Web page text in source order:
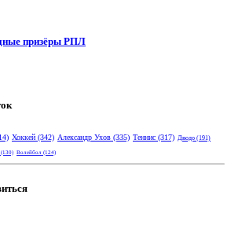
призёры РПЛ
Хоккей (342) Александр Ухов (335) Теннис (317) Дзюдо (191)
(130) Волейбол (124)